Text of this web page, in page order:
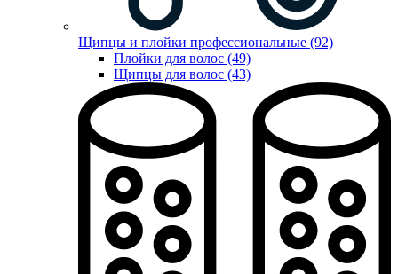
Щипцы и плойки профессиональные (92)
Плойки для волос (49)
Щипцы для волос (43)